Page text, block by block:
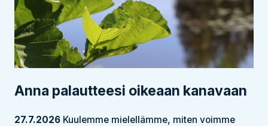
Anna palautteesi oikeaan kanavaan
27.7.2026 Kuulemme mielellämme, miten voimme